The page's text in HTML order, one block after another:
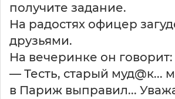
получите задание.
На радостях офицер
друзьями.
На вечеринке он говорит:
— Тесть, старый муд@к...
в Париж выправил...